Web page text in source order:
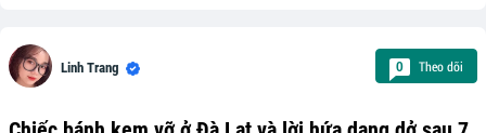
Linh Trang 0 Theo dõi